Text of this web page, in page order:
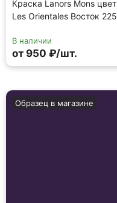
Краска Lanors Mons цвет
Les Orientales Восток 225
В наличии
от 950 ₽/шт.
Образец в магазине